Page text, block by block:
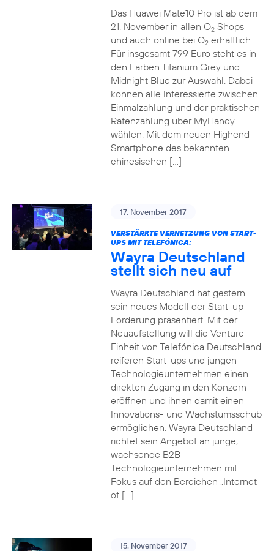
Das Huawei Mate10 Pro ist ab dem
21. November in allen O2Shops
und auch online bei O2erhältlich.
Für insgesamt 799 Euro steht es in
den Farben Titanium Grey und
Midnight Blue zur Auswahl. Dabei
können alle Interessierte zwischen
Einmalzahlung und der praktischen
Ratenzahlung über MyHandy
wählen. Mit dem neuen Highend-
Smartphone des bekannten
chinesischen […]
17. November 2017
VERSTÄRKTE VERNETZUNG VON START-
UPS MIT TELEFÓNICA:
Wayra Deutschland
stellt sich neu auf
Wayra Deutschland hat gestern
sein neues Modell der Start-up-
Förderung präsentiert. Mit der
Neuaufstellung will die Venture-
Einheit von Telefónica Deutschland
reiferen Start-ups und jungen
Technologieunternehmen einen
direkten Zugang in den Konzern
eröffnen und ihnen damit einen
Innovations- und Wachstumsschub
ermöglichen. Wayra Deutschland
richtet sein Angebot an junge,
wachsende B2B-
Technologieunternehmen mit
Fokus auf den Bereichen „Internet
of […]
15. November 2017